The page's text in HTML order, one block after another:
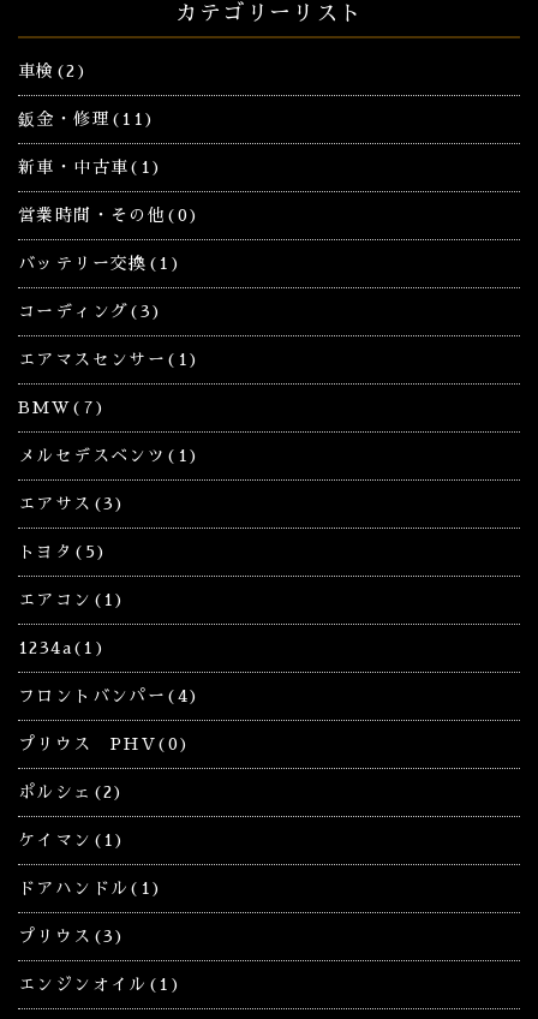
カテゴリーリスト
車検(2)
鈑金・修理(11)
新車・中古車(1)
営業時間・その他(0)
バッテリー交換(1)
コーディング(3)
エアマスセンサー(1)
BMW(7)
メルセデスベンツ(1)
エアサス(3)
トヨタ(5)
エアコン(1)
1234a(1)
フロントバンパー(4)
プリウス PHV(0)
ポルシェ(2)
ケイマン(1)
ドアハンドル(1)
プリウス(3)
エンジンオイル(1)